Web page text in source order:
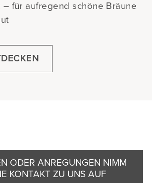
für aufregend schöne Bräune
ODER ANREGUNGEN NIMM
KONTAKT ZU UNS AUF